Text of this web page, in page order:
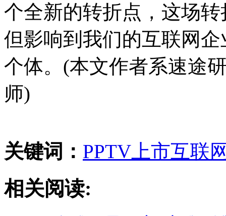
个全新的转折点，这场
但影响到我们的互联网
个体。(本文作者系速途
师)
关键词： PPTV 上市互联
相关阅读: